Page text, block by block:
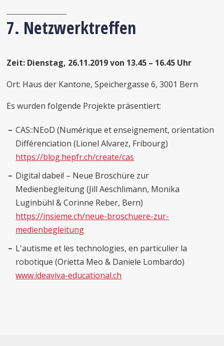
7. Netzwerktreffen
Zeit: Dienstag, 26.11.2019 von 13.45 – 16.45 Uhr
Ort: Haus der Kantone, Speichergasse 6, 3001 Bern
Es wurden folgende Projekte präsentiert:
CAS::NEoD (Numérique et enseignement, orientation
Différenciation (Lionel Alvarez, Fribourg)
https://blog.hepfr.ch/create/cas
Digital dabei! – Neue Broschüre zur
Medienbegleitung (Jill Aeschlimann, Monika
Luginbühl & Corinne Reber, Bern)
https://insieme.ch/neue-broschuere-zur-
medienbegleitung
L'autisme et les technologies, en particulier la
robotique (Orietta Meo & Daniele Lombardo)
www.ideaviva-educational.ch